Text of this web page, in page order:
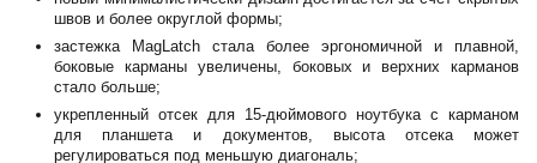
швов и более округлой формы;
застежка MagLatch стала более эргономичной и плавной,
боковые карманы увеличены, боковых и верхних карманов
стало больше;
укрепленный отсек для 15-дюймового ноутбука с карманом
для планшета и документов, высота отсека может
регулироваться под меньшую диагональ;